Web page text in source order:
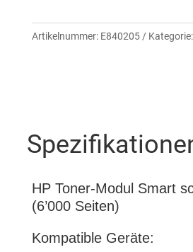
Artikelnummer: E840205 Kategorie:
HP Toner-Modul Smart
(6’000 Seiten)
Kompatible Geräte: